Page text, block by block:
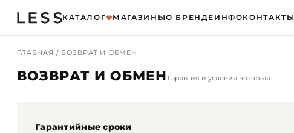
КАТАЛОГ МАГАЗИНЫО БРЕНДЕ ИНФОКОНТАКТЫ
ГЛАВНАЯ / ВОЗВРАТ И ОБМЕН
ВОЗВРАТ И ОБМЕН Гарантия и условия возврата
Гарантийные сроки